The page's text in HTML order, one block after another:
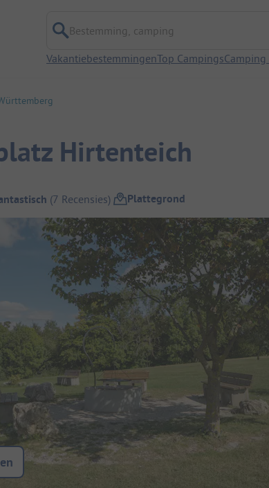
Bestemming, camping
VakantiebestemmingenTop CampingsCamping
Hirtenteich
(7 Recensies) Plattegrond